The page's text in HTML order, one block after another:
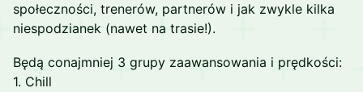
społeczności, trenerów, partnerów i jak zwykle kilka
niespodzianek (nawet na trasie!).
Będą conajmniej 3 grupy zaawansowania i prędkości:
1. Chill